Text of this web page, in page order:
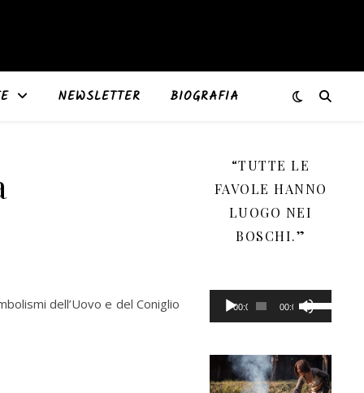
NEWSLETTER BIOGRAFIA
dell’Uovo e del Coniglio
“TUTTE LE
FAVOLE HANNO
LUOGO NEI
BOSCHI.”
Audio
Player
00:00 00:00
Usa
freccia
su/giù